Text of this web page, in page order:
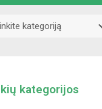
kategorijos